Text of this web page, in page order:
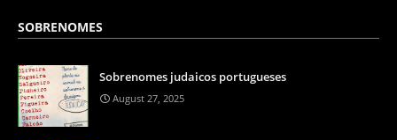
SOBRENOMES
Sobrenomes judaicos portugueses
August 27, 2025